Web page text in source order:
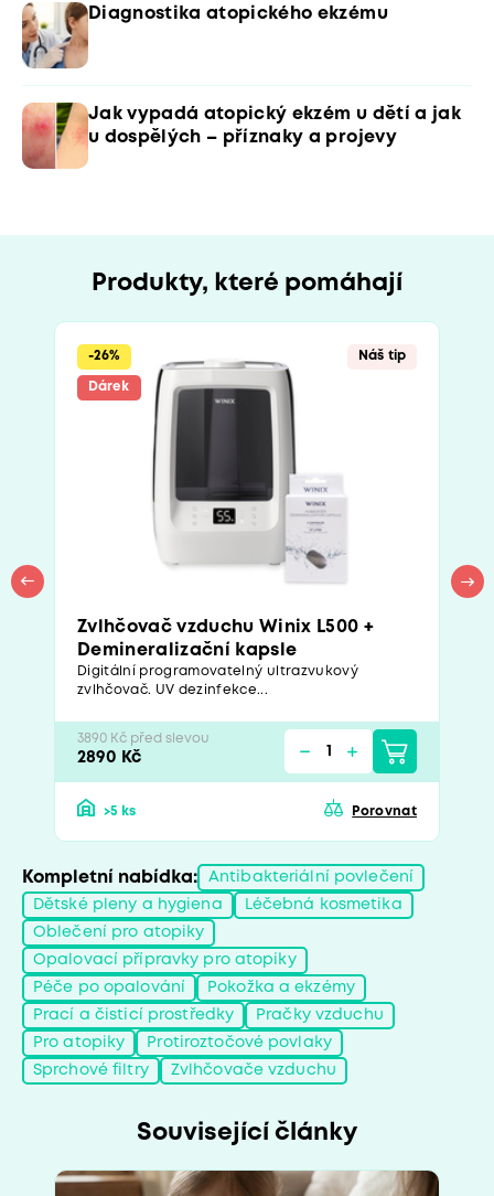
Diagnostika atopického ekzému
Jak vypadá atopický ekzém u dětí a jak
u dospělých – příznaky a projevy
Produkty, které pomáhají
Dárek
-26% Náš tip
Zvlhčovač vzduchu Winix L500 +
Demineralizační kapsle
Digitální programovatelný ultrazvukový
zvlhčovač. UV dezinfekce...
3890 Kč před slevou
2890 Kč
>5 ks Porovnat
Kompletní nabídka: Antibakteriální povlečení
Dětské pleny a hygiena Léčebná kosmetika
Oblečení pro atopiky
Opalovací přípravky pro atopiky
Péče po opalování Pokožka a ekzémy
Prací a čisticí prostředky Pračky vzduchu
Pro atopiky Protiroztočové povlaky
Sprchové filtry Zvlhčovače vzduchu
Související články